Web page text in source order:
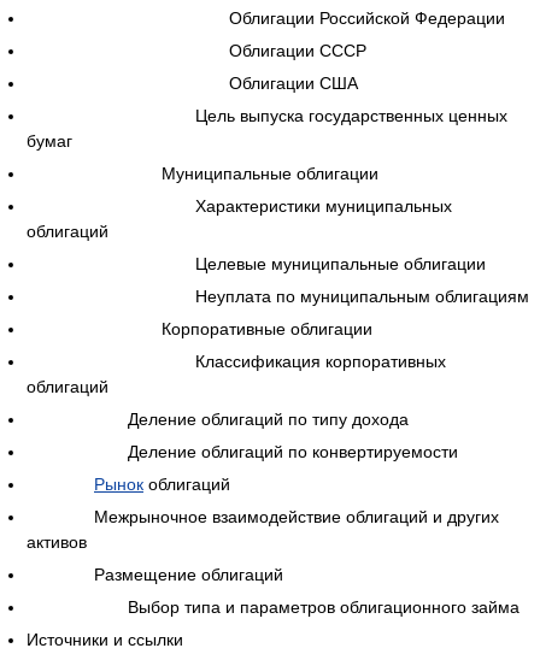
Облигации Российской Федерации
Облигации СССР
Облигации США
Цель выпуска государственных ценных
бумаг
Муниципальные облигации
Характеристики муниципальных
облигаций
Целевые муниципальные облигации
Неуплата по муниципальным облигациям
Корпоративные облигации
Классификация корпоративных
облигаций
Деление облигаций по типу дохода
Деление облигаций по конвертируемости
Рынок облигаций
Межрыночное взаимодействие облигаций и других
активов
Размещение облигаций
Выбор типа и параметров облигационного займа
Источники и ссылки